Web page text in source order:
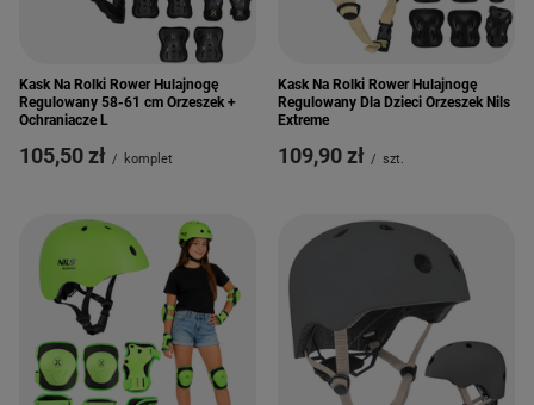
Kask Na Rolki Rower Hulajnogę
Regulowany 58-61 cm Orzeszek +
Ochraniacze L
105,50 zł / komplet
Kask Na Rolki Rower Hulajnogę
Regulowany Dla Dzieci Orzeszek Nils
Extreme
109,90 zł / szt.